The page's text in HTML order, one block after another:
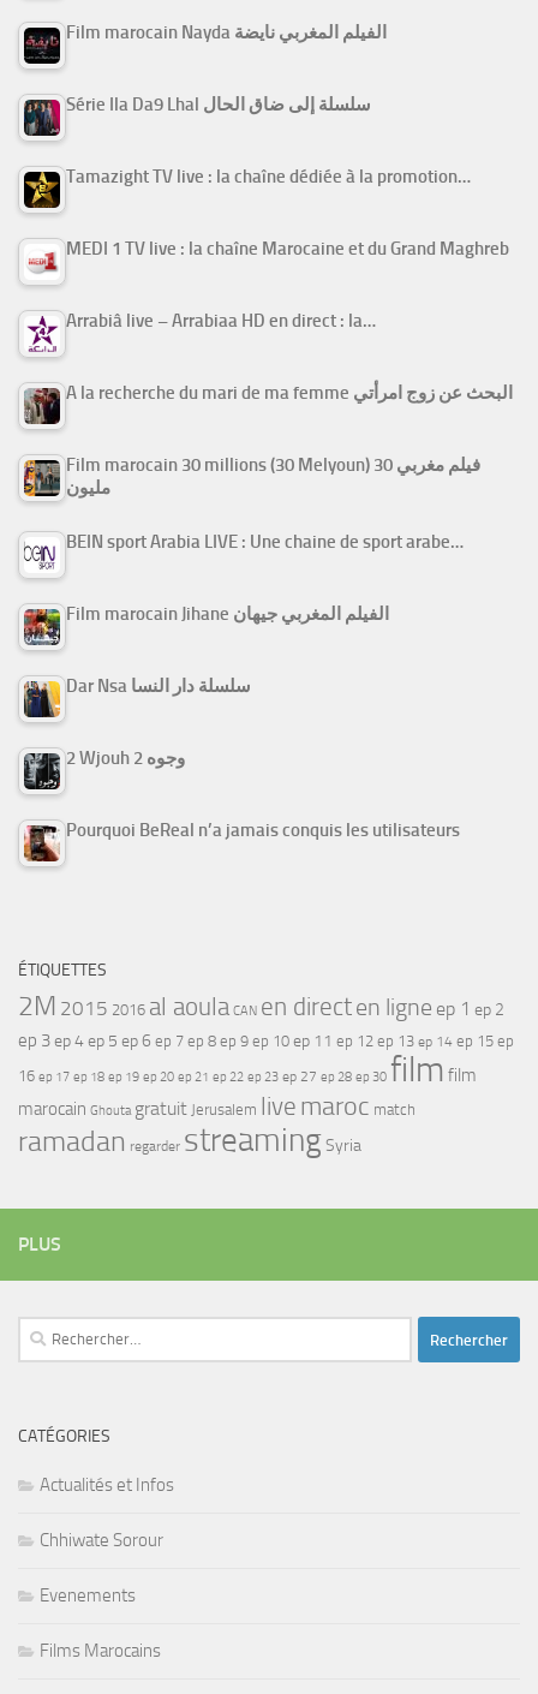
Film marocain Nayda الفيلم المغربي نايضة
Série Ila Da9 Lhal سلسلة إلى ضاق الحال
Tamazight TV live : la chaîne dédiée à la promotion…
MEDI 1 TV live : la chaîne Marocaine et du Grand Maghreb
Arrabiâ live – Arrabiaa HD en direct : la…
A la recherche du mari de ma femme البحث عن زوج امرأتي
Film marocain 30 millions (30 Melyoun) فيلم مغربي 30
مليون
BEIN sport Arabia LIVE : Une chaine de sport arabe…
Film marocain Jihane الفيلم المغربي جيهان
Dar Nsa سلسلة دار النسا
2 Wjouh 2 وجوه
Pourquoi BeReal n’a jamais conquis les utilisateurs
ÉTIQUETTES
2M 2015 2016 al aoula CAN en directen ligne ep 1 ep 2
ep 3ep 4ep 5 ep 6 ep 7 ep 8 ep 9 ep 10 ep 11 ep 12 ep 13 ep 14 ep 15 ep
16 ep 17 ep 18 ep 19 ep 20 ep 21 ep 22 ep 23 ep 27 ep 28 ep 30 film film
marocain Ghouta gratuit Jerusalem live maroc match
ramadan regarder streamingSyria
PLUS
Rechercher :
CATÉGORIES
Actualités et Infos
Chhiwate Sorour
Evenements
Films Marocains